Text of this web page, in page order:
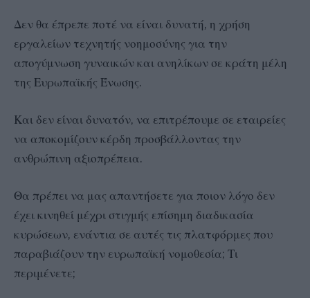
Δεν θα έπρεπε ποτέ να είναι δυνατή, η χρήση
εργαλείων τεχνητής νοημοσύνης για την
απογύμνωση γυναικών και ανηλίκων σε κράτη μέλη
της Ευρωπαϊκής Ένωσης.
Και δεν είναι δυνατόν, να επιτρέπουμε σε εταιρείες
να αποκομίζουν κέρδη προσβάλλοντας την
ανθρώπινη αξιοπρέπεια.
Θα πρέπει να μας απαντήσετε για ποιον λόγο δεν
έχει κινηθεί μέχρι στιγμής επίσημη διαδικασία
κυρώσεων, ενάντια σε αυτές τις πλατφόρμες που
παραβιάζουν την ευρωπαϊκή νομοθεσία; Τι
περιμένετε;